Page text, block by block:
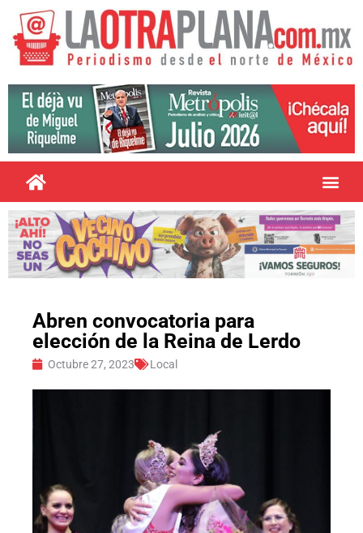
Abren convocatoria para
elección de la Reina de Lerdo
Octubre 27, 2023 Local